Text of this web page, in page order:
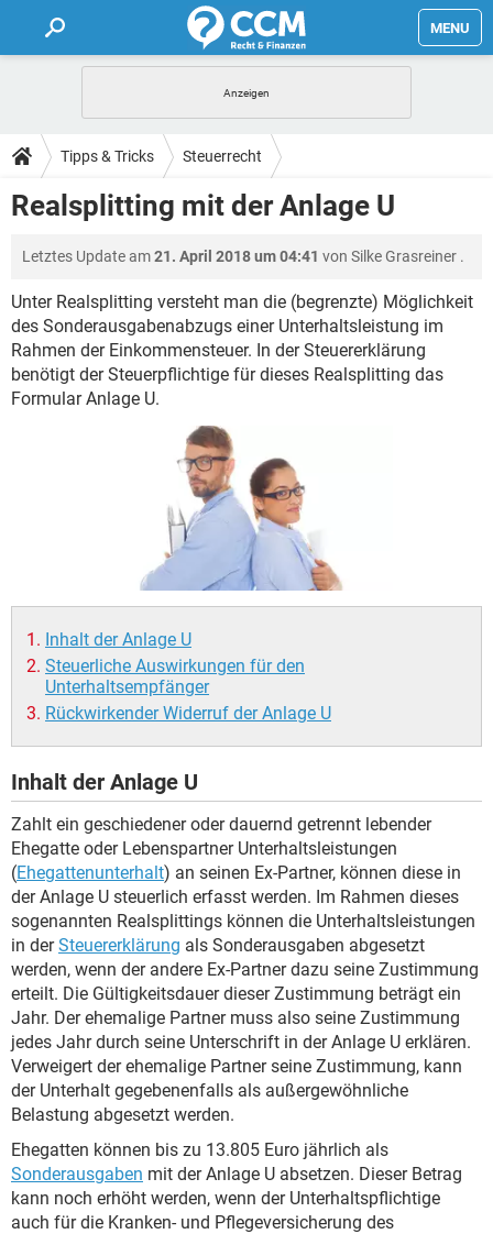
MENU
FORUM
TIPPS
LEXIKON
Tipps & Tricks Steuerrecht
Realsplitting mit der Anlage U
Letztes Update am21. April 2018 um 04:41 von Silke Grasreiner .
Unter Realsplitting versteht man die (begrenzte) Möglichkeit
des Sonderausgabenabzugs einer Unterhaltsleistung im
Rahmen der Einkommensteuer. In der Steuererklärung
benötigt der Steuerpflichtige für dieses Realsplitting das
Formular Anlage U.
Inhalt der Anlage U
Steuerliche Auswirkungen für den
Unterhaltsempfänger
Rückwirkender Widerruf der Anlage U
Inhalt der Anlage U
Zahlt ein geschiedener oder dauernd getrennt lebender
Ehegatte oder Lebenspartner Unterhaltsleistungen
(Ehegattenunterhalt) an seinen Ex-Partner, können diese in
der Anlage U steuerlich erfasst werden. Im Rahmen dieses
sogenannten Realsplittings können die Unterhaltsleistungen
in derSteuererklärung als Sonderausgaben abgesetzt
werden, wenn der andere Ex-Partner dazu seine Zustimmung
erteilt. Die Gültigkeitsdauer dieser Zustimmung beträgt ein
Jahr. Der ehemalige Partner muss also seine Zustimmung
jedes Jahr durch seine Unterschrift in der Anlage U erklären.
Verweigert der ehemalige Partner seine Zustimmung, kann
der Unterhalt gegebenenfalls als außergewöhnliche
Belastung abgesetzt werden.
Ehegatten können bis zu 13.805 Euro jährlich als
Sonderausgaben mit der Anlage U absetzen. Dieser Betrag
kann noch erhöht werden, wenn der Unterhaltspflichtige
auch für die Kranken- und Pflegeversicherung des